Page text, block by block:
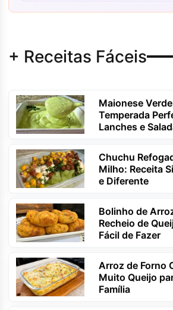
+ Receitas Fáceis
Maionese
Temperada
Lanches e
Chuchu
Milho: Receita
e Diferente
Bolinho de
Recheio de
Fácil de Fazer
Arroz de Forno
Muito Queijo
Família